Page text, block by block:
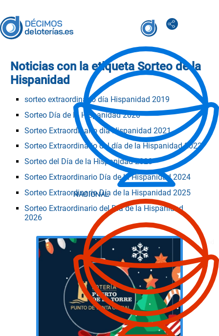
Noticias con la etiqueta Sorteo de la
Hispanidad
sorteo extraordinario día Hispanidad 2019
Sorteo Día de la Hispanidad 2020
Sorteo Extraordinario dia Hispanidad 2021
Sorteo Extraordinario del día de la Hispanidad 2022
Sorteo del Día de la Hispanidad 2023
Sorteo Extraordinario Día de la Hispanidad 2024
Sorteo Extraordinario Día de la Hispanidad 2025
Sorteo Extraordinario del Día de la Hispanidad
2026